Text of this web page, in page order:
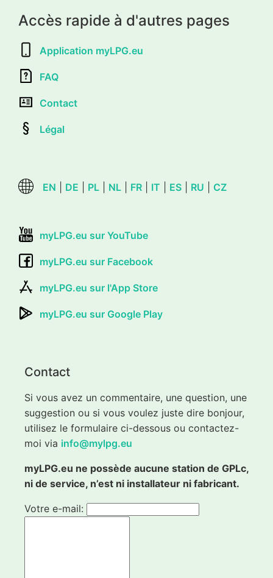
Accès rapide à d'autres pages
Application myLPG.eu
FAQ
Contact
Légal
EN DE PL NL FR IT ES RU CZ
myLPG.eu sur YouTube
myLPG.eu sur Facebook
myLPG.eu sur l'App Store
myLPG.eu sur Google Play
Contact
Si vous avez un commentaire, une question, une
suggestion ou si vous voulez juste dire bonjour,
utilisez le formulaire ci-dessous ou contactez-
moi via info@mylpg.eu
myLPG.eu ne possède aucune station de GPLc,
ni de service, n’est ni installateur ni fabricant.
Votre e-mail: